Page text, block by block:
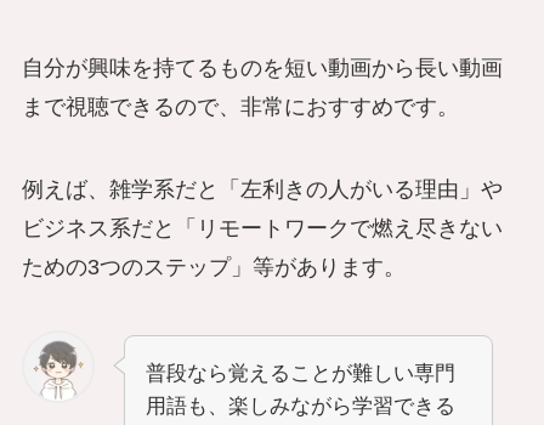
自分が興味を持てるものを短い動画から長い動画
まで視聴できるので、非常におすすめです。
例えば、雑学系だと「左利きの人がいる理由」や
ビジネス系だと「リモートワークで燃え尽きない
ための3つのステップ」等があります。
普段なら覚えることが難しい専門
用語も、楽しみながら学習できる